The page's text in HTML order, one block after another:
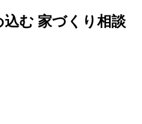
込む 家づくり相談